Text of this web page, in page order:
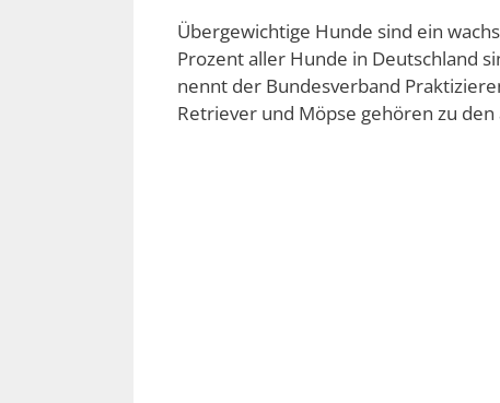
Übergewichtige Hunde sind ein
Prozent aller Hunde in Deutschland
nennt der Bundesverband
Retriever und Möpse gehören zu